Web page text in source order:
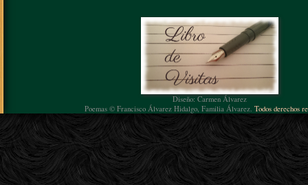
Diseño: Carmen Álvarez
Poemas © Francisco Álvarez Hidalgo, Familia Álvarez. Todos derechos